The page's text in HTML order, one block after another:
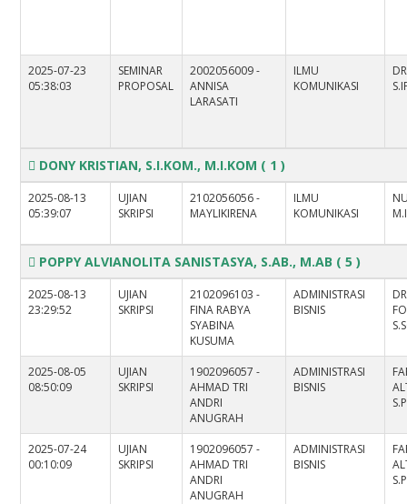
2025-07-23
05:38:03
SEMINAR
PROPOSAL
2002056009 -
ANNISA
LARASATI
ILMU
KOMUNIKASI
DONY KRISTIAN, S.I.KOM., M.I.KOM ( 1 )
2025-08-13
05:39:07
UJIAN
SKRIPSI
2102056056 -
MAYLIKIRENA
ILMU
KOMUNIKASI
POPPY ALVIANOLITA SANISTASYA, S.AB., M.AB ( 5 )
2025-08-13
23:29:52
UJIAN
SKRIPSI
2102096103 -
FINA RABYA
SYABINA
KUSUMA
ADMINISTRASI
BISNIS
2025-08-05
08:50:09
UJIAN
SKRIPSI
1902096057 -
AHMAD TRI
ANDRI
ANUGRAH
ADMINISTRASI
BISNIS
2025-07-24
00:10:09
UJIAN
SKRIPSI
1902096057 -
AHMAD TRI
ANDRI
ANUGRAH
ADMINISTRASI
BISNIS